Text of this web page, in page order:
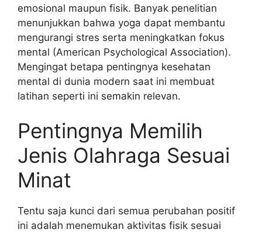
emosional maupun fisik. Banyak penelitian
menunjukkan bahwa yoga dapat membantu
mengurangi stres serta meningkatkan fokus
mental (American Psychological Association).
Mengingat betapa pentingnya kesehatan
mental di dunia modern saat ini membuat
latihan seperti ini semakin relevan.
Pentingnya Memilih
Jenis Olahraga Sesuai
Minat
Tentu saja kunci dari semua perubahan positif
ini adalah menemukan aktivitas fisik sesuai